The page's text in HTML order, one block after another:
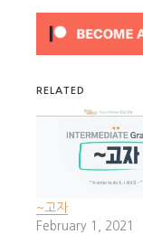
RELATED
~고자
February 1, 2021